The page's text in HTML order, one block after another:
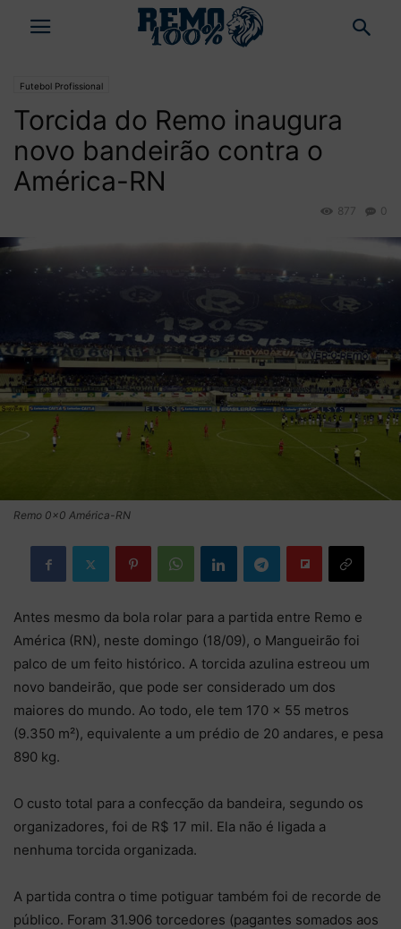
Futebol Profissional
Torcida do Remo inaugura
novo bandeirão contra o
América-RN
0
877
Remo 0x0 América-RN
Antes mesmo da bola rolar para a partida entre Remo e
América (RN), neste domingo (18/09), o Mangueirão foi
palco de um feito histórico. A torcida azulina estreou um
novo bandeirão, que pode ser considerado um dos
maiores do mundo. Ao todo, ele tem 170 × 55 metros
(9.350 m²), equivalente a um prédio de 20 andares, e pesa
890 kg.
O custo total para a confecção da bandeira, segundo os
organizadores, foi de R$ 17 mil. Ela não é ligada a
nenhuma torcida organizada.
A partida contra o time potiguar também foi de recorde de
público. Foram 31.906 torcedores (pagantes somados aos